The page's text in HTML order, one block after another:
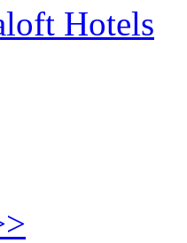
Hotels